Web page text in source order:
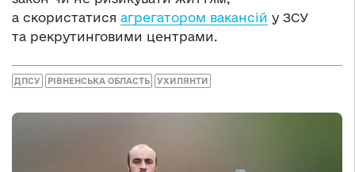
а скористатися агрегатором вакансій у ЗСУ
та рекрутинговими центрами.
ДПСУ РІВНЕНСЬКА ОБЛАСТЬ УХИЛЯНТИ